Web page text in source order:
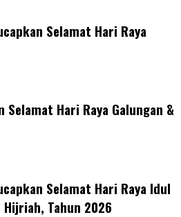
Selamat Hari Raya
Selamat Hari Raya Galungan &
Selamat Hari Raya Idul
Tahun 2026